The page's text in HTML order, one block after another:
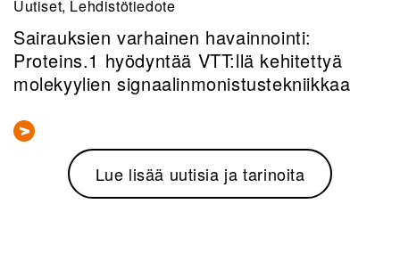
Uutiset, Lehdistötiedote
Sairauksien varhainen havainnointi:
Proteins.1 hyödyntää VTT:llä kehitettyä
molekyylien signaalinmonistustekniikkaa
Lue lisää uutisia ja tarinoita